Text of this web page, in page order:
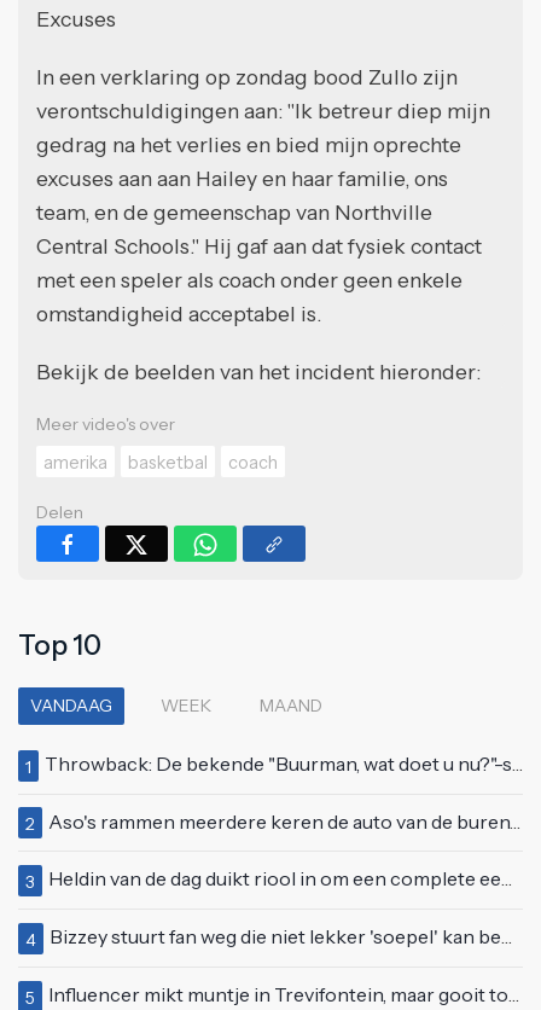
Excuses
In een verklaring op zondag bood Zullo zijn
verontschuldigingen aan: "Ik betreur diep mijn
gedrag na het verlies en bied mijn oprechte
excuses aan aan Hailey en haar familie, ons
team, en de gemeenschap van Northville
Central Schools." Hij gaf aan dat fysiek contact
met een speler als coach onder geen enkele
omstandigheid acceptabel is.
Bekijk de beelden van het incident hieronder:
Meer video's over
amerika
basketbal coach
Delen
Top 10
VANDAAG WEEK MAAND
1 Throwback: De bekende "Buurman, wat doet u nu?"-scène uit Flodder met Tatjana Šimić
2 Aso's rammen meerdere keren de auto van de buren, maar doen alsof er niets gebeurd is
3 Heldin van de dag duikt riool in om een complete eendenfamilie te redden
4 Bizzey stuurt fan weg die niet lekker 'soepel' kan bewegen op podium
5 Influencer mikt muntje in Trevifontein, maar gooit toerist bijna knock-out